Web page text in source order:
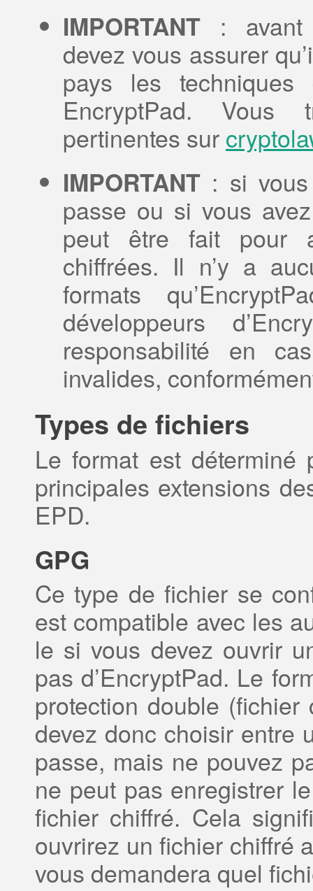
IMPORTANT : avant
devez vous assurer
pays les techniques
EncryptPad. Vous
pertinentes sur
IMPORTANT : si
passe ou si vous
peut être fait pour
chiffrées. Il n’y a
formats
développeurs
responsabilité en
invalides,
Types de fichiers
Le format est déterminé
principales extensions
EPD.
GPG
Ce type de fichier se
est compatible avec les
le si vous devez ouvrir
pas d’EncryptPad. Le
protection double
devez donc choisir entre
passe, mais ne pouvez
ne peut pas enregistrer
fichier chiffré. Cela
ouvrirez un fichier chiffré
vous demandera quel